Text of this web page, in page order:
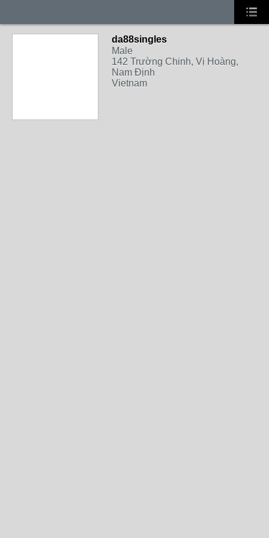
da88singles
Male
142 Trường Chinh, Vị Hoàng,
Nam Định
Vietnam